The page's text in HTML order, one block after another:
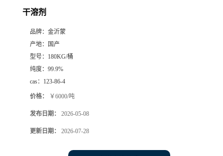
干溶剂
品牌： 金沂蒙
产地：
国产
型号： 180KG/桶
纯度： 99.9%
cas： 123-86-4
价格： ￥6000/吨
发布日期： 2026-05-08
更新日期： 2026-07-28